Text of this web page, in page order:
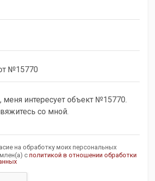
на обработку моих персональных
с политикой в отношении обработки